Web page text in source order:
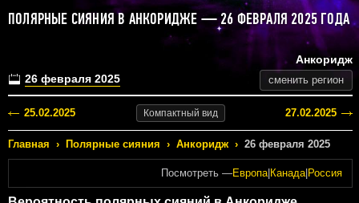
ПОЛЯРНЫЕ СИЯНИЯ В АНКОРИДЖЕ — 26 ФЕВРАЛЯ 2025 ГОДА
26 февраля 2025
Анкоридж
сменить регион
25.02.2025 Компактный вид 27.02.2025
Главная › Полярные сияния › Анкоридж › 26 февраля 2025
Посмотреть —Европа| Канада| Россия